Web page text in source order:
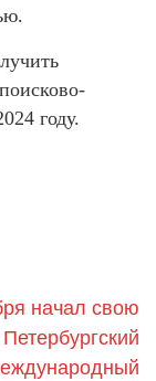
году.
начал свою